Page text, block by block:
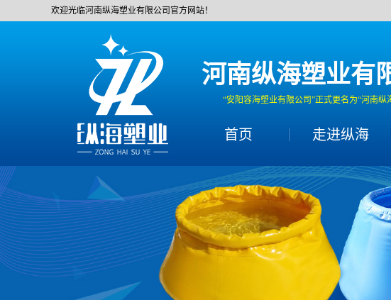
欢迎光临河南纵海塑业有限公司官方网站！
河南纵海塑业有
“安阳容海塑业有限公司”正式更名为“河南纵
首页 走进纵海